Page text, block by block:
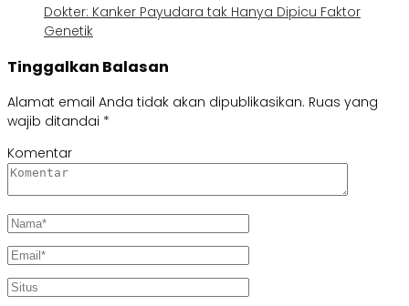
Dokter: Kanker Payudara tak Hanya Dipicu Faktor
Genetik
Tinggalkan Balasan
Alamat email Anda tidak akan dipublikasikan. Ruas yang
wajib ditandai *
Komentar